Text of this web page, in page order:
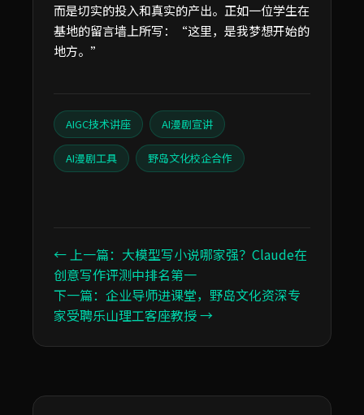
而是切实的投入和真实的产出。正如一位学生在
基地的留言墙上所写：“这里，是我梦想开始的
地方。”
AIGC技术讲座 AI漫剧宣讲
AI漫剧工具 野岛文化校企合作
← 上一篇：大模型写小说哪家强？Claude在
创意写作评测中排名第一
下一篇：企业导师进课堂，野岛文化资深专
家受聘乐山理工客座教授 →